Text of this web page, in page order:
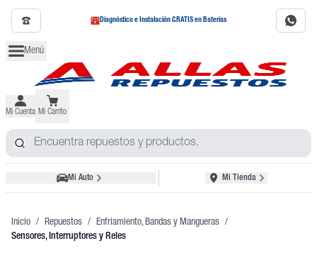
Diagnóstico e Instalación GRATIS en Baterías
Menú
Mi Cuenta Mi Carrito
Mi Auto Mi Tienda
Inicio / Repuestos / Enfriamiento, Bandas y Mangueras /
Sensores, Interruptores y Reles